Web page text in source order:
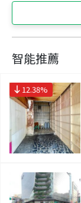
智能推薦
12.38%